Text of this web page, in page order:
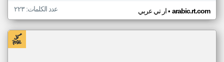
ار تي عربي• arabic.rt.com عدد الكلمات: ٢٢٣